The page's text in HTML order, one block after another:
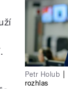
Petr Holub
rozhlas